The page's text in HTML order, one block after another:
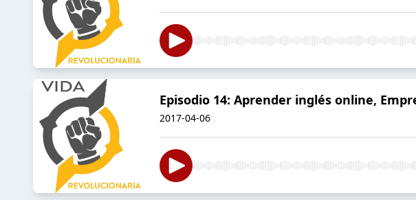
Episodio 14: Aprender inglés online,
2017-04-06